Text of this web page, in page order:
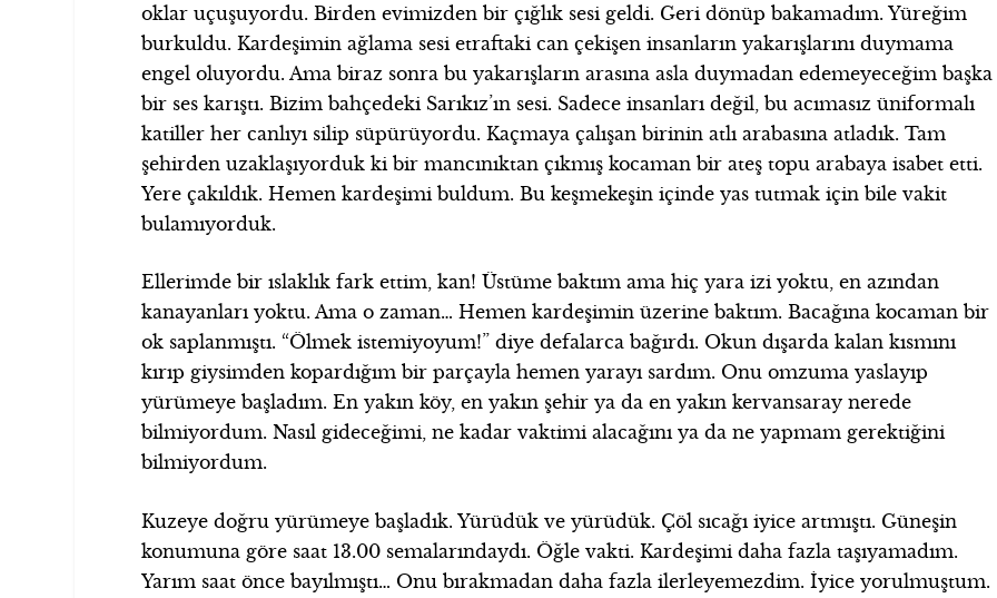
oklar uçuşuyordu. Birden evimizden bir çığlık sesi geldi. Geri dönüp bakamadım. Yüreğim
burkuldu. Kardeşimin ağlama sesi etraftaki can çekişen insanların yakarışlarını duymama
engel oluyordu. Ama biraz sonra bu yakarışların arasına asla duymadan edemeyeceğim başka
bir ses karıştı. Bizim bahçedeki Sarıkız’ın sesi. Sadece insanları değil, bu acımasız üniformalı
katiller her canlıyı silip süpürüyordu. Kaçmaya çalışan birinin atlı arabasına atladık. Tam
şehirden uzaklaşıyorduk ki bir mancınıktan çıkmış kocaman bir ateş topu arabaya isabet etti.
Yere çakıldık. Hemen kardeşimi buldum. Bu keşmekeşin içinde yas tutmak için bile vakit
bulamıyorduk.
Ellerimde bir ıslaklık fark ettim, kan! Üstüme baktım ama hiç yara izi yoktu, en azından
kanayanları yoktu. Ama o zaman… Hemen kardeşimin üzerine baktım. Bacağına kocaman bir
ok saplanmıştı. “Ölmek istemiyoyum!” diye defalarca bağırdı. Okun dışarda kalan kısmını
kırıp giysimden kopardığım bir parçayla hemen yarayı sardım. Onu omzuma yaslayıp
yürümeye başladım. En yakın köy, en yakın şehir ya da en yakın kervansaray nerede
bilmiyordum. Nasıl gideceğimi, ne kadar vaktimi alacağını ya da ne yapmam gerektiğini
bilmiyordum.
Kuzeye doğru yürümeye başladık. Yürüdük ve yürüdük. Çöl sıcağı iyice artmıştı. Güneşin
konumuna göre saat 13.00 semalarındaydı. Öğle vakti. Kardeşimi daha fazla taşıyamadım.
Yarım saat önce bayılmıştı… Onu bırakmadan daha fazla ilerleyemezdim. İyice yorulmuştum.